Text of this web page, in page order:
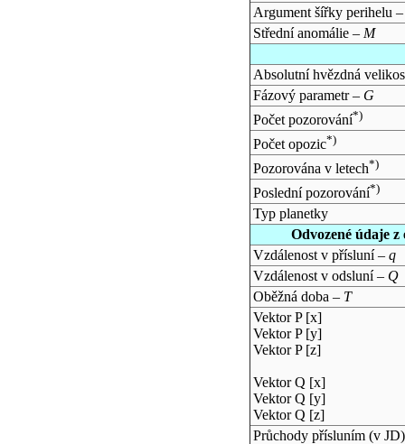
Argument šířky perihelu
Střední anomálie – M
Absolutní hvězdná
Fázový parametr – G
Počet pozorování*)
Počet opozic*)
Pozorována v letech*)
Poslední pozorování*)
Typ planetky
Odvozené údaje
Vzdálenost v přísluní – q
Vzdálenost v odsluní – Q
Oběžná doba – T
Vektor P [x]
Vektor P [y]
Vektor P [z]
Vektor Q [x]
Vektor Q [y]
Vektor Q [z]
Průchody přísluním (v JD)